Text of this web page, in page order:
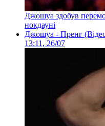
Джошуа здобув
нокдауні
Джошуа - Пренг
13:11, 26/07